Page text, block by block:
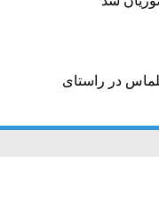
در راستای